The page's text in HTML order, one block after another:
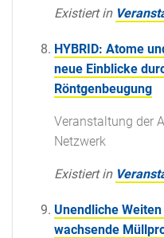
Existiert in
HYBRID: Atome
neue Einblicke
Röntgenbeugung
Veranstaltung der
Netzwerk
Existiert in
Unendliche
wachsende